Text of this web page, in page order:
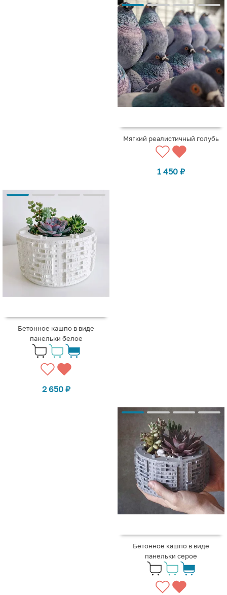
Мягкий реалистичный голубь
1 450 ₽
Бетонное кашпо в виде
панельки белое
2 650 ₽
Бетонное кашпо в виде
панельки серое